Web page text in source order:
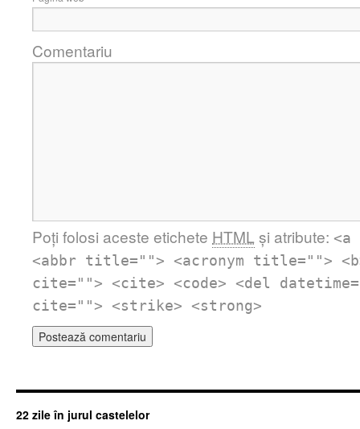
Comentariu
Poți folosi aceste etichete HTML și atribute:
<abbr title=""> <acronym title="">
cite=""> <cite> <code> <del
cite=""> <strike> <strong>
22 zile în jurul castelelor